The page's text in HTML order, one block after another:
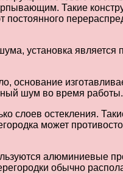
Такие
установка является
основание
шум во время работы.
слоев остекления.
может
алюминиевые
обычно